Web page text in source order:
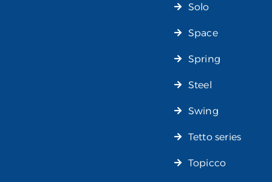
Solo
Space
Spring
Steel
Swing
Tetto series
Topicco